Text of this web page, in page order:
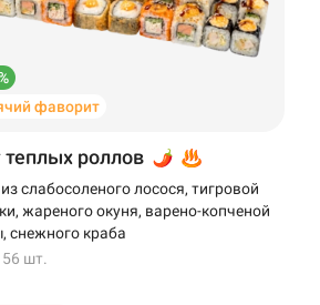
фаворит
теплых роллов
слабосоленого лосося, тигровой
жареного окуня, варено-копченой
снежного краба
56 шт.